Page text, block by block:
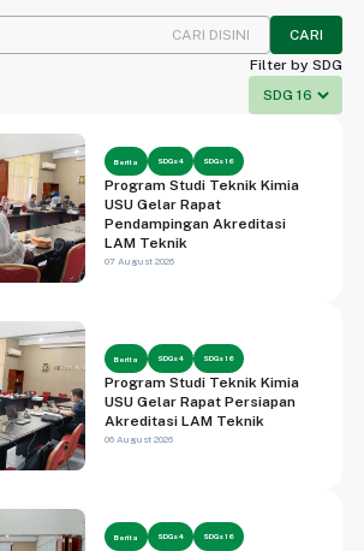
Filter by SDG
CARI
Berita SDGs 4 SDGs 16
Program Studi Teknik Kimia
USU Gelar Rapat
Pendampingan Akreditasi
LAM Teknik
07 August 2026
Berita SDGs 4 SDGs 16
Program Studi Teknik Kimia
USU Gelar Rapat Persiapan
Akreditasi LAM Teknik
06 August 2026
Berita SDGs 4 SDGs 16